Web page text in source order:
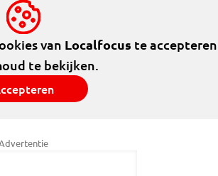
van Localfocus te accepteren
te bekijken.